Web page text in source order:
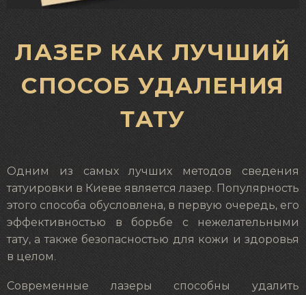
ЛАЗЕР КАК ЛУЧШИЙ
СПОСОБ УДАЛЕНИЯ
ТАТУ
Одним из самых лучших методов сведения
татуировки в Киеве является лазер. Популярность
этого способа обусловлена, в первую очередь, его
эффективностью в борьбе с нежелательными
тату, а также безопасностью для кожи и здоровья
в целом.
Современные лазеры способны удалить